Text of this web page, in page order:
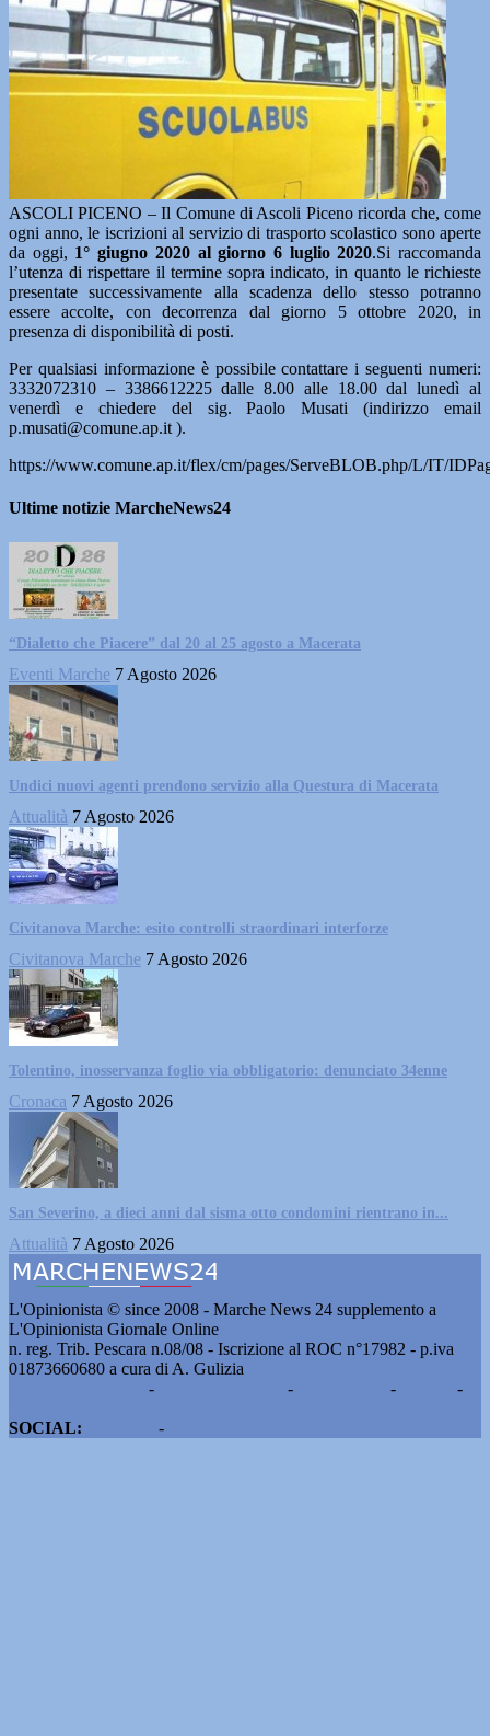
ASCOLI PICENO – Il Comune di Ascoli Piceno ricorda che, come
ogni anno, le iscrizioni al servizio di trasporto scolastico sono aperte
da oggi, 1° giugno 2020 al giorno 6 luglio 2020.Si raccomanda
l’utenza di rispettare il termine sopra indicato, in quanto le richieste
presentate successivamente alla scadenza dello stesso potranno
essere accolte, con decorrenza dal giorno 5 ottobre 2020, in
presenza di disponibilità di posti.
Per qualsiasi informazione è possibile contattare i seguenti numeri:
3332072310 – 3386612225 dalle 8.00 alle 18.00 dal lunedì al
venerdì e chiedere del sig. Paolo Musati (indirizzo email
p.musati@comune.ap.it ).
https://www.comune.ap.it/flex/cm/pages/ServeBLOB.php/L/IT/
Ultime notizie MarcheNews24
“Dialetto che Piacere” dal 20 al 25 agosto a Macerata
Eventi Marche 7 Agosto 2026
Undici nuovi agenti prendono servizio alla Questura di Macerata
Attualità 7 Agosto 2026
Civitanova Marche: esito controlli straordinari interforze
Civitanova Marche 7 Agosto 2026
Tolentino, inosservanza foglio via obbligatorio: denunciato 34enne
Cronaca 7 Agosto 2026
San Severino, a dieci anni dal sisma otto condomini rientrano in...
Attualità 7 Agosto 2026
L'Opinionista © since 2008 - Marche News 24 supplemento a
L'Opinionista Giornale Online
n. reg. Trib. Pescara n.08/08 - Iscrizione al ROC n°17982 - p.iva
01873660680 a cura di A. Gulizia
- - -
-
SOCIAL:
-